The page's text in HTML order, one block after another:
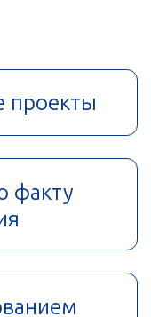
проекты
факту